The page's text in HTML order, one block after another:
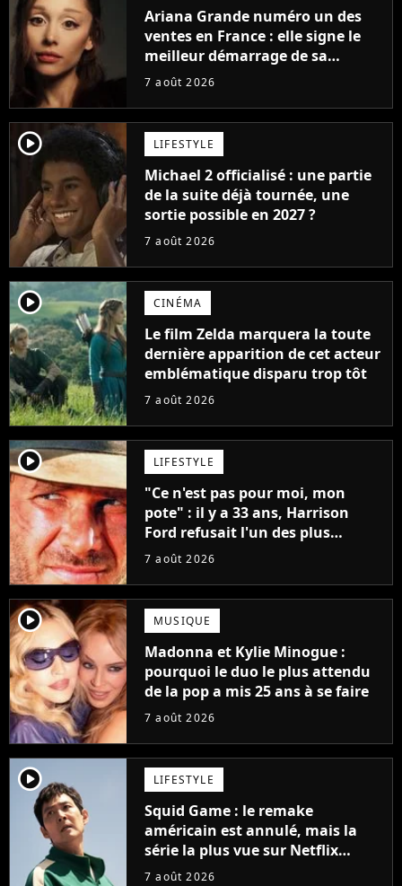
Ariana Grande numéro un des
ventes en France : elle signe le
meilleur démarrage de sa
carrière avec son album Petal
7 août 2026
player2 LIFESTYLE
Michael 2 officialisé : une partie
de la suite déjà tournée, une
sortie possible en 2027 ?
7 août 2026
player2 CINÉMA
Le film Zelda marquera la toute
dernière apparition de cet acteur
emblématique disparu trop tôt
7 août 2026
player2 LIFESTYLE
"Ce n'est pas pour moi, mon
pote" : il y a 33 ans, Harrison
Ford refusait l'un des plus
grands succès de tous les temps
7 août 2026
player2 MUSIQUE
Madonna et Kylie Minogue :
pourquoi le duo le plus attendu
de la pop a mis 25 ans à se faire
7 août 2026
player2 LIFESTYLE
Squid Game : le remake
américain est annulé, mais la
série la plus vue sur Netflix
pourrait avoir une version
7 août 2026